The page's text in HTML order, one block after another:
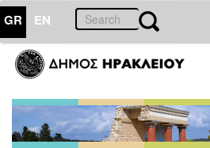
GR EN
ΔΗΜΟΣ
Δελτία
Τύπου
Αρχείο